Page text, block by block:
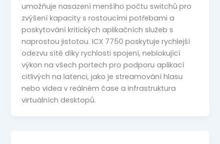
umožňuje nasazení menšího počtu switchů pro
zvýšení kapacity s rostoucími potřebami a
poskytování kritických aplikačních služeb s
naprostou jistotou. ICX 7750 poskytuje rychlejší
odezvu sítě díky rychlosti spojení, neblokující
výkon na všech portech pro podporu aplikací
citlivých na latenci, jako je streamování hlasu
nebo videa v reálném čase a infrastruktura
virtuálních desktopů.